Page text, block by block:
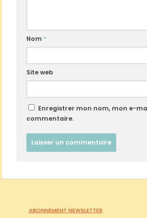
Nom *
Site web
Enregistrer mon nom, mon e-
commentaire.
ABONNEMENT NEWSLETTER